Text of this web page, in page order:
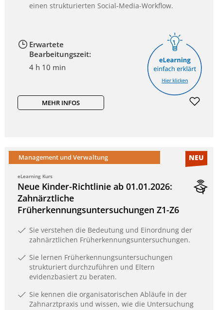
einen strukturierten Social-Media-Workflow.
Erwartete
Bearbeitungszeit:
4 h 10 min
MEHR INFOS
Management und Verwaltung NEU
eLearning Kurs
Neue Kinder-Richtlinie ab 01.01.2026:
Zahnärztliche
Früherkennungsuntersuchungen Z1-Z6
Sie verstehen die Bedeutung und Einordnung der
zahnärztlichen Früherkennungsuntersuchungen.
Sie lernen Früherkennungsuntersuchungen
strukturiert durchzuführen und Eltern
evidenzbasiert zu beraten.
Sie kennen die organisatorischen Abläufe in der
Zahnarztpraxis und wissen, wie die Untersuchung